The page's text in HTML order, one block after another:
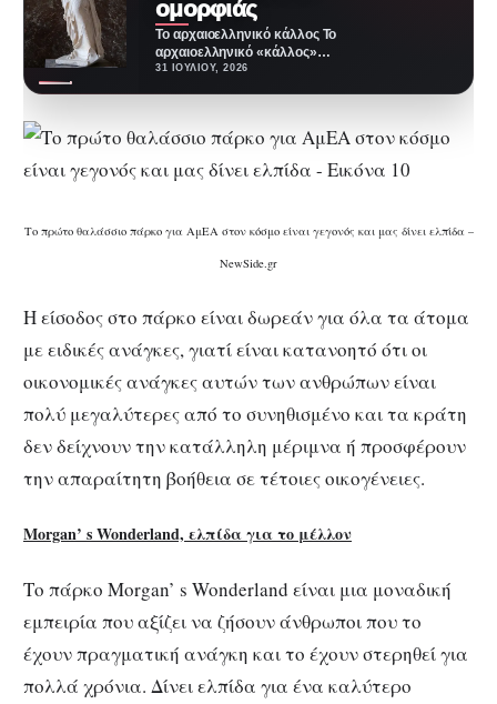
ομορφιάς
Το αρχαιοελληνικό κάλλος Το
αρχαιοελληνικό «κάλλος»
αποδίδεται συνήθως ως
31 ΙΟΥΛΊΟΥ, 2026
Το πρώτο θαλάσσιο πάρκο για ΑμΕΑ στον κόσμο είναι γεγονός και μας δίνει ελπίδα –
NewSide.gr
Η είσοδος στο πάρκο είναι δωρεάν για όλα τα άτομα
με ειδικές ανάγκες, γιατί είναι κατανοητό ότι οι
οικονομικές ανάγκες αυτών των ανθρώπων είναι
πολύ μεγαλύτερες από το συνηθισμένο και τα κράτη
δεν δείχνουν την κατάλληλη μέριμνα ή προσφέρουν
την απαραίτητη βοήθεια σε τέτοιες οικογένειες.
Morgan’ s Wonderland, ελπίδα για το μέλλον
Το πάρκο Morgan’ s Wonderland είναι μια μοναδική
εμπειρία που αξίζει να ζήσουν άνθρωποι που το
έχουν πραγματική ανάγκη και το έχουν στερηθεί για
πολλά χρόνια. Δίνει ελπίδα για ένα καλύτερο